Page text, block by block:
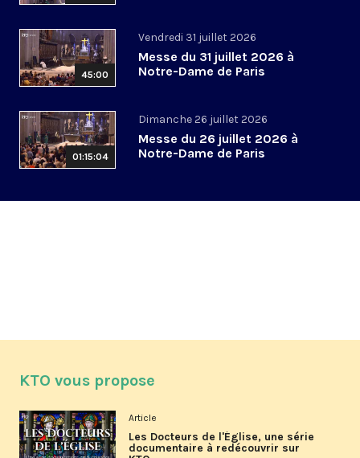
45:00
Vendredi 31 juillet 2026
Messe du 31 juillet 2026 à
Notre-Dame de Paris
01:15:04
Dimanche 26 juillet 2026
Messe du 26 juillet 2026 à
Notre-Dame de Paris
KTO vous propose
Article
Les Docteurs de l'Église, une série
documentaire à redécouvrir sur